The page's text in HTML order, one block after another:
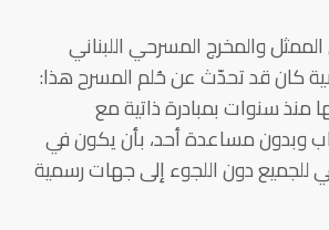
والمخرج المسرحي اللبناني
كان قد تحدّث عن حُلم المسرح هذا:
سنوات بمبادرة ذاتية مع
وبدون مساعدة أحد، بأن يكون في
للجميع دون اللجوء إلى جهات رسمية